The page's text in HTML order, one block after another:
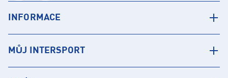
INFORMACE
MŮJ INTERSPORT